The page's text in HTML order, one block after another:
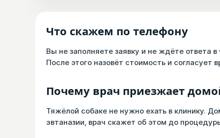
Что скажем по телефону
Вы не заполняете заявку и не ждёте ответа
После этого назовёт стоимость и согласует
Почему врач приезжает
Тяжёлой собаке не нужно ехать в клинику.
эвтаназии, врач скажет об этом до